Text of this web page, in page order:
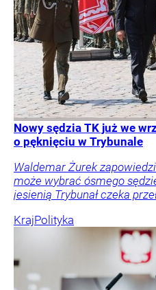
Nowy sędzia TK już we
o pęknięciu w Trybunale
Waldemar Żurek
może wybrać ósmego
jesienią Trybunał czeka
KrajPolityka